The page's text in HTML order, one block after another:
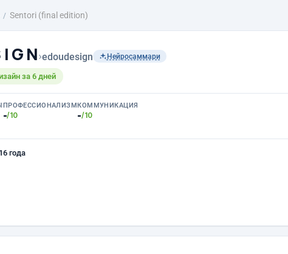
Sentori (final edition)
I G N›edoudesign Нейросаммари
за 6 дней
ПРОФЕССИОНАЛИЗМ
-/10
КОММУНИКАЦИЯ
-/10
года